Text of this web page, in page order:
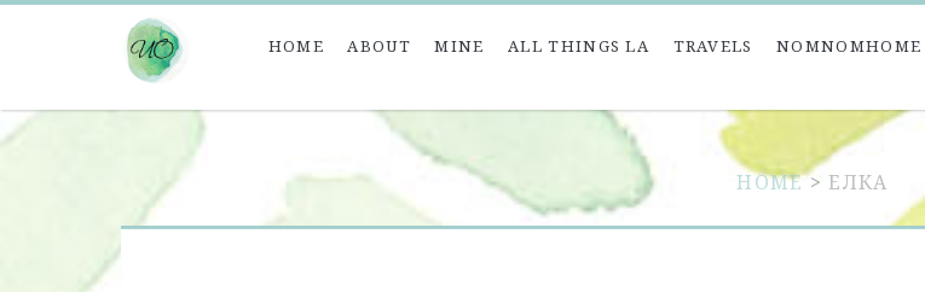
HOME ABOUT MINE ALL THINGS LA TRAVELS NOMNOMHOME
HOME>ЕЛКА